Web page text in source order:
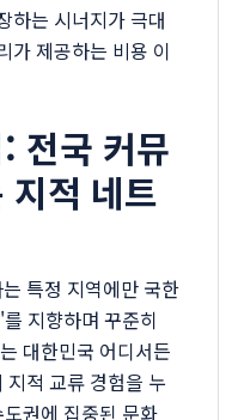
하는 시너지가 극대
가 제공하는 비용 이
전국 커뮤
지적 네트
특정 지역에만 국한
지향하며 꾸준히
대한민국 어디서든
적 교류 경험을 누
권에 집중된 문화